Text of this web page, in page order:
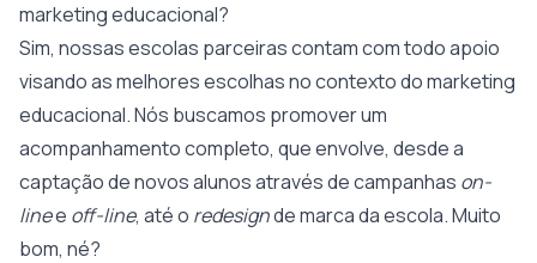
marketing educacional?
Sim, nossas escolas parceiras contam com todo apoio
visando as melhores escolhas no contexto do marketing
educacional. Nós buscamos promover um
acompanhamento completo, que envolve, desde a
captação de novos alunos através de campanhas on-
linee off-line, até o redesignde marca da escola. Muito
bom, né?